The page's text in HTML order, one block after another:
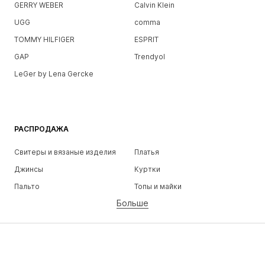
GERRY WEBER
Calvin Klein
UGG
comma
TOMMY HILFIGER
ESPRIT
GAP
Trendyol
LeGer by Lena Gercke
РАСПРОДАЖА
Свитеры и вязаные изделия
Платья
Джинсы
Куртки
Пальто
Топы и майки
Белье
Юбки
Блузки и туники
Больше